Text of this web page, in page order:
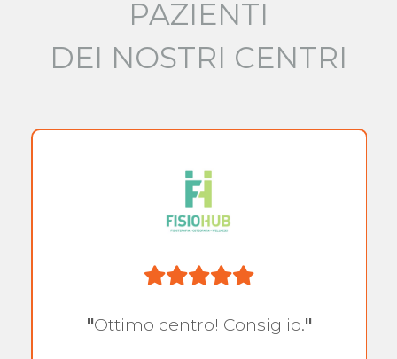
PAZIENTI
DEI NOSTRI CENTRI
"Ottimo centro! Consiglio."